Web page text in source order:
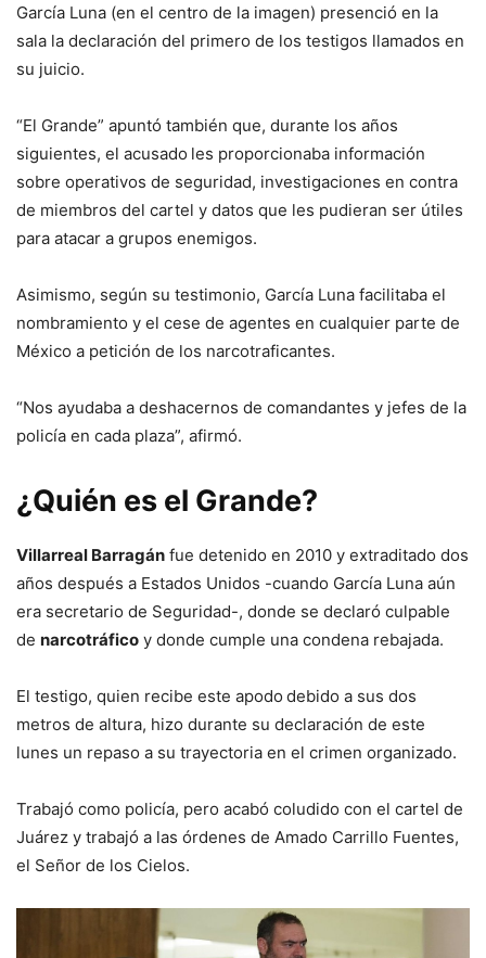
García Luna (en el centro de la imagen) presenció en la
sala la declaración del primero de los testigos llamados en
su juicio.
“El Grande” apuntó también que, durante los años
siguientes, el acusado les proporcionaba información
sobre operativos de seguridad, investigaciones en contra
de miembros del cartel y datos que les pudieran ser útiles
para atacar a grupos enemigos.
Asimismo, según su testimonio, García Luna facilitaba el
nombramiento y el cese de agentes en cualquier parte de
México a petición de los narcotraficantes.
“Nos ayudaba a deshacernos de comandantes y jefes de la
policía en cada plaza”, afirmó.
¿Quién es el Grande?
Villarreal Barragán fue detenido en 2010 y extraditado dos
años después a Estados Unidos -cuando García Luna aún
era secretario de Seguridad-, donde se declaró culpable
de narcotráfico y donde cumple una condena rebajada.
El testigo, quien recibe este apodo debido a sus dos
metros de altura, hizo durante su declaración de este
lunes un repaso a su trayectoria en el crimen organizado.
Trabajó como policía, pero acabó coludido con el cartel de
Juárez y trabajó a las órdenes de Amado Carrillo Fuentes,
el Señor de los Cielos.